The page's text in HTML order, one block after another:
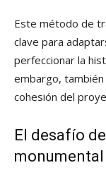
Este método de
clave para
perfeccionar la
embargo,
cohesión del
El desafío
monumental